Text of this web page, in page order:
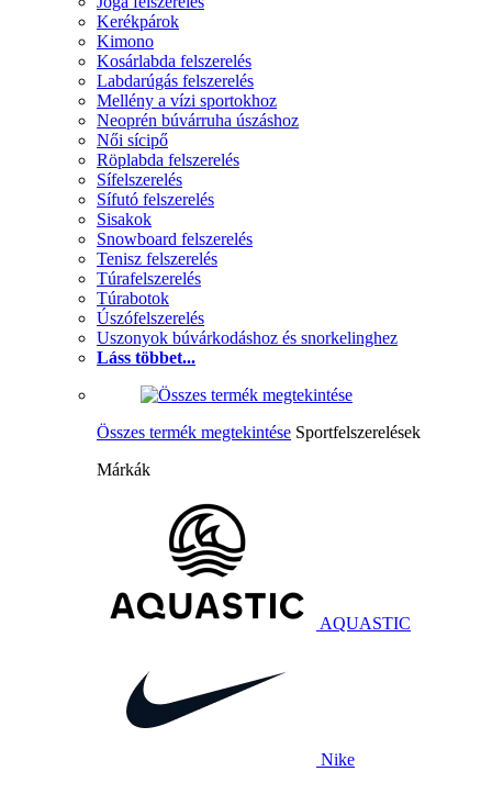
Kerékpárok
Kimono
Kosárlabda felszerelés
Labdarúgás felszerelés
Mellény a vízi sportokhoz
Neoprén búvárruha úszáshoz
Női sícipő
Röplabda felszerelés
Sífelszerelés
Sífutó felszerelés
Sisakok
Snowboard felszerelés
Tenisz felszerelés
Túrafelszerelés
Túrabotok
Úszófelszerelés
Uszonyok búvárkodáshoz és snorkelinghez
Láss többet...
Összes termék megtekintése Sportfelszerelések
Márkák
AQUASTIC
Nike